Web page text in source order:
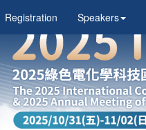
Registration Speakers